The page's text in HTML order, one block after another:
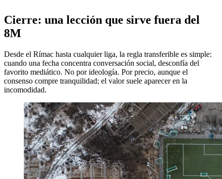
Cierre: una lección que sirve fuera del
8M
Desde el Rímac hasta cualquier liga, la regla transferible es simple:
cuando una fecha concentra conversación social, desconfía del
favorito mediático. No por ideología. Por precio, aunque el
consenso compre tranquilidad; el valor suele aparecer en la
incomodidad.